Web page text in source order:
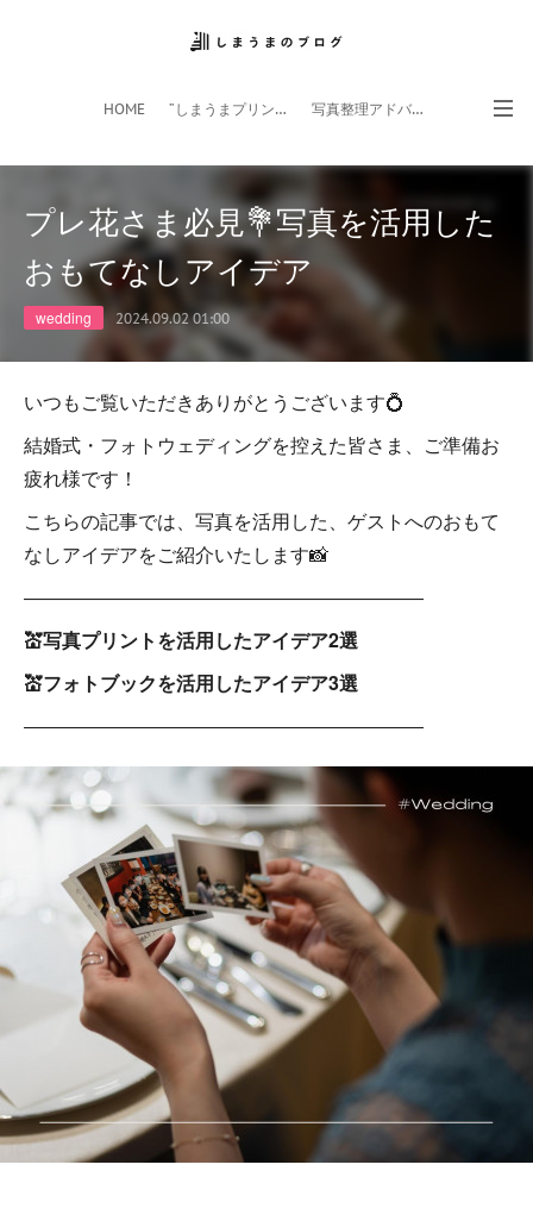
HOME ”しまうまプリント”サイト 写真整理アドバイザー
フォトライフ応援団 スマホアプリ
プレ花さま必見💐写真を活用した
おもてなしアイデア
wedding 2024.09.02 01:00
いつもご覧いただきありがとうございます💍
結婚式・フォトウェディングを控えた皆さま、ご準備お
疲れ様です！
こちらの記事では、写真を活用した、ゲストへのおもて
なしアイデアをご紹介いたします📸
―――――――――――――――――――――
💒写真プリントを活用したアイデア2選
💒フォトブックを活用したアイデア3選
―――――――――――――――――――――